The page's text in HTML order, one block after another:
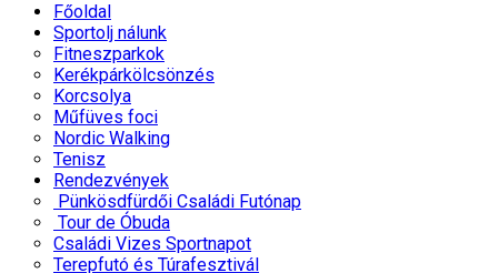
Főoldal
Sportolj nálunk
Fitneszparkok
Kerékpárkölcsönzés
Korcsolya
Műfüves foci
Nordic Walking
Tenisz
Rendezvények
Pünkösdfürdői Családi Futónap
Tour de Óbuda
Családi Vizes Sportnapot
Terepfutó és Túrafesztivál